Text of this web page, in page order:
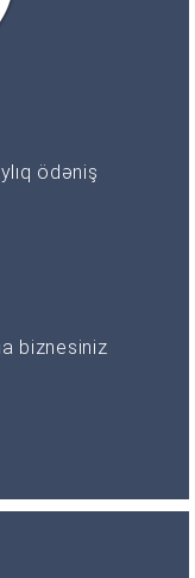
ödəniş
biznesiniz